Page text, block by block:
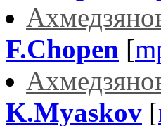
F.Chopen [
K.Myaskov [